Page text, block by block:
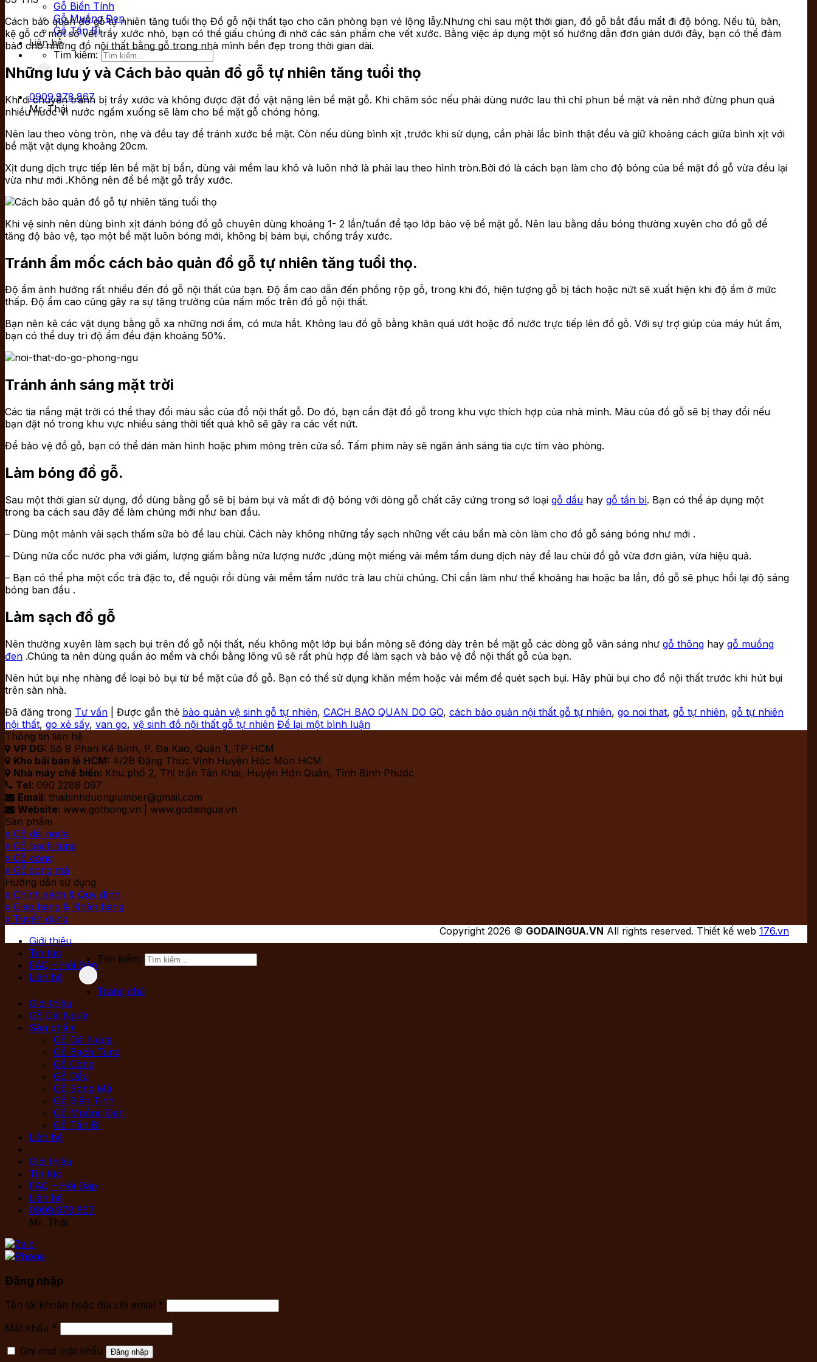
Gỗ Biến Tính
Gỗ Muồng Đen
Gỗ Tần Bì
Liên hệ
Tìm kiếm:
0909.978.867
Mr. Thái
Cách bảo quản đồ gỗ tự nhiên tăng tuổi thọ Đồ gỗ nội thất tạo cho căn phòng bạn vẻ lộng lẫy.Nhưng chỉ sau một thời gian, đồ gỗ bắt đầu mất đi độ bóng. Nếu tủ, bàn,
kệ gỗ có một số vết trầy xước nhỏ, bạn có thể giấu chúng đi nhờ các sản phẩm che vết xước. Bằng việc áp dụng một số hướng dẫn đơn giản dưới đây, bạn có thể đảm
bảo cho những đồ nội thất bằng gỗ trong nhà mình bền đẹp trong thời gian dài.
Những lưu ý và Cách bảo quản đồ gỗ tự nhiên tăng tuổi thọ
Khi di chuyển tránh bị trầy xước và không được đặt đồ vật nặng lên bề mặt gỗ. Khi chăm sóc nếu phải dùng nước lau thì chỉ phun bề mặt và nên nhớ đừng phun quá
nhiều nước vì nước ngấm xuống sẽ làm cho bề mặt gỗ chóng hỏng.
Nên lau theo vòng tròn, nhẹ và đều tay để tránh xước bề mặt. Còn nếu dùng bình xịt ,trước khi sử dụng, cần phải lắc bình thật đều và giữ khoảng cách giữa bình xịt với
bề mặt vật dụng khoảng 20cm.
Xịt dung dịch trực tiếp lên bề mặt bị bẩn, dùng vải mềm lau khô và luôn nhớ là phải lau theo hình tròn.Bởi đó là cách bạn làm cho độ bóng của bề mặt đồ gỗ vừa đều lại
vừa như mới .Không nên để bề mặt gỗ trầy xước.
Khi vệ sinh nên dùng bình xịt đánh bóng đồ gỗ chuyên dùng khoảng 1- 2 lần/tuần để tạo lớp bảo vệ bề mặt gỗ. Nên lau bằng dầu bóng thường xuyên cho đồ gỗ để
tăng độ bảo vệ, tạo một bề mặt luôn bóng mới, không bị bám bụi, chống trầy xước.
Tránh ẩm mốc cách bảo quản đồ gỗ tự nhiên tăng tuổi thọ.
Độ ẩm ảnh hưởng rất nhiều đến đồ gỗ nội thất của bạn. Độ ẩm cao dẫn đến phồng rộp gỗ, trong khi đó, hiện tượng gỗ bị tách hoặc nứt sẽ xuất hiện khi độ ẩm ở mức
thấp. Độ ẩm cao cũng gây ra sự tăng trưởng của nấm mốc trên đồ gỗ nội thất.
Bạn nên kê các vật dụng bằng gỗ xa những nơi ẩm, có mưa hắt. Không lau đồ gỗ bằng khăn quá ướt hoặc đổ nước trực tiếp lên đồ gỗ. Với sự trợ giúp của máy hút ẩm,
bạn có thể duy trì độ ẩm đều đặn khoảng 50%.
Tránh ánh sáng mặt trời
Các tia nắng mặt trời có thể thay đổi màu sắc của đồ nội thất gỗ. Do đó, bạn cần đặt đồ gỗ trong khu vực thích hợp của nhà mình. Màu của đồ gỗ sẽ bị thay đổi nếu
bạn đặt nó trong khu vực nhiều sáng thời tiết quá khô sẽ gây ra các vết nứt.
Để bảo vệ đồ gỗ, bạn có thể dán màn hình hoặc phim mỏng trên cửa sổ. Tấm phim này sẽ ngăn ánh sáng tia cực tím vào phòng.
Làm bóng đồ gỗ.
Sau một thời gian sử dụng, đồ dùng bằng gỗ sẽ bị bám bụi và mất đi độ bóng với dòng gỗ chất cây cứng trong sớ loại gỗ dầu hay gỗ tần bì. Bạn có thể áp dụng một
trong ba cách sau đây để làm chúng mới như ban đầu.
– Dùng một mảnh vải sạch thấm sữa bò để lau chùi. Cách này không những tẩy sạch những vết cáu bẩn mà còn làm cho đồ gỗ sáng bóng như mới .
– Dùng nửa cốc nước pha với giấm, lượng giấm bằng nửa lượng nước ,dùng một miếng vải mềm tẩm dung dịch này để lau chùi đồ gỗ vừa đơn giản, vừa hiệu quả.
– Bạn có thể pha một cốc trà đặc to, để nguội rồi dùng vải mềm tẩm nước trà lau chùi chúng. Chỉ cần làm như thế khoảng hai hoặc ba lần, đồ gỗ sẽ phục hồi lại độ sáng
bóng ban đầu .
Làm sạch đồ gỗ
Nên thường xuyên làm sạch bụi trên đồ gỗ nội thất, nếu không một lớp bụi bẩn mỏng sẽ đóng dày trên bề mặt gỗ các dòng gỗ vân sáng như gỗ thông hay gỗ muồng
đen .Chúng ta nên dùng quần áo mềm và chổi bằng lông vũ sẽ rất phù hợp để làm sạch và bảo vệ đồ nội thất gỗ của bạn.
Nên hút bụi nhẹ nhàng để loại bỏ bụi từ bề mặt của đồ gỗ. Bạn có thể sử dụng khăn mềm hoặc vải mềm để quét sạch bụi. Hãy phủi bụi cho đồ nội thất trước khi hút bụi
trên sàn nhà.
Đã đăng trong Tư vấn Được gắn thẻ bảo quản vệ sinh gỗ tự nhiên, CACH BAO QUAN DO GO, cách bảo quản nội thất gỗ tự nhiên, go noi that, gỗ tự nhiên, gỗ tự nhiên
nội thất, go xẻ sấy, van go, vệ sinh đồ nội thất gỗ tự nhiên Để lại một bình luận
Thông tin liên hệ
 VP DG: Số 9 Phan Kế Bính, P. Đa Kao, Quận 1, TP HCM
 Kho bãi bán lẻ HCM: 4/2B Đặng Thúc Vịnh Huyện Hóc Môn HCM
 Nhà máy chế biến: Khu phố 2, Thị trấn Tân Khai, Huyện Hớn Quản, Tỉnh Bình Phước
 Tel: 090 2288 097
 Email: thaibinhduonglumber@gmail.com
 Website: www.gothong.vn | www.godaingua.vn
Sản phẩm
» Gỗ dái ngựa
» Gỗ bạch tùng
» Gỗ còng
» Gỗ song mã
Hướng dẫn sử dụng
» Chính sách & Quy định
» Giao hàng & Nhận hàng
» Tuyển dụng
Copyright 2026 © GODAINGUA.VN All rights reserved. Thiết kế web 176.vn
Giới thiệu
Tin tức
FAQ – Hỏi Đáp
Liên hệ
Tìm kiếm:
Trang chủ
Giới thiệu
Gỗ Dái Ngựa
Sản phẩm
Gỗ Dái Ngựa
Gỗ Bạch Tùng
Gỗ Còng
Gỗ Dầu
Gỗ Song Mã
Gỗ Biến Tính
Gỗ Muồng Đen
Gỗ Tần Bì
Liên hệ
Giới thiệu
Tin tức
FAQ – Hỏi Đáp
Liên hệ
0909.978.867
Mr. Thái
Đăng nhập
Tên tài khoản hoặc địa chỉ email *
Mật khẩu *
Ghi nhớ mật khẩu
Đăng nhập